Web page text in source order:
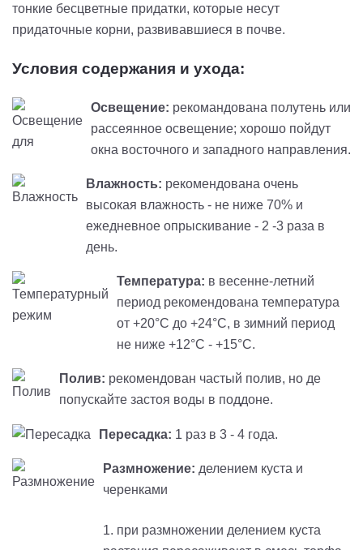
тонкие бесцветные придатки, которые несут
придаточные корни, развивавшиеся в почве.
Условия содержания и ухода:
Освещение: рекомандована полутень или
рассеянное освещение; хорошо пойдут
окна восточного и западного направления.
Влажность: рекомендована очень
высокая влажность - не ниже 70% и
ежедневное опрыскивание - 2 -3 раза в
день.
Температура: в весенне-летний
период рекомендована температура
от +20°С до +24°С, в зимний период
не ниже +12°С - +15°С.
Полив: рекомендован частый полив, но де
попускайте застоя воды в поддоне.
Пересадка: 1 раз в 3 - 4 года.
Размножение: делением куста и
черенками
1. при размножении делением куста